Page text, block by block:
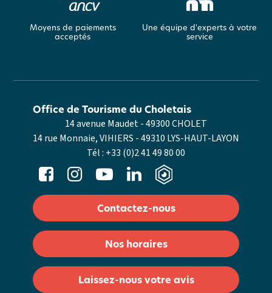
Moyens de paiements
acceptés
Une équipe d'experts à votre
service
14 avenue Maudet - 49300 CHOLET
14 rue Monnaie, VIHIERS - 49310 LYS-HAUT-LAYON
Tél : +33 (0)2 41 49 80 00
Office de Tourisme du Choletais
Contactez-nous
Nos horaires
Laissez-nous votre avis